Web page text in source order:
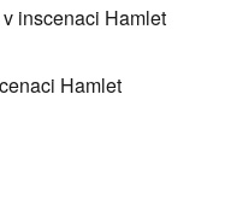
inscenaci Hamlet
Hamlet